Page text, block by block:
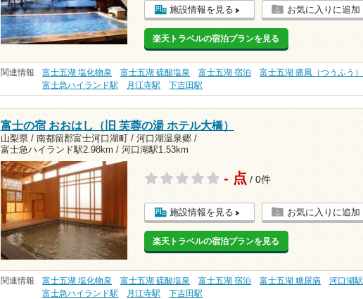
施設情報を見る お気に入りに追加
楽天トラベルの宿泊プランを見る
関連情報 富士五湖 塩化物泉 富士五湖 硫酸塩泉 富士五湖 宿泊 富士五湖 痛風（つうふう）
富士急ハイランド駅
月江寺駅 下吉田駅
富士の宿 おおはし（旧 芙蓉の湯 ホテル大橋）
山梨県 / 南都留郡富士河口湖町 / 河口湖温泉郷 /
富士急ハイランド駅2.98km / 河口湖駅1.53km
- 点 / 0件
施設情報を見る お気に入りに追加
楽天トラベルの宿泊プランを見る
関連情報 富士五湖 塩化物泉 富士五湖 硫酸塩泉 富士五湖 宿泊 富士五湖 糖尿病
河口湖駅
富士急ハイランド駅
月江寺駅 下吉田駅